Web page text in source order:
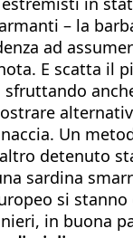
– la
ad
E scatta il
Un
detenuto
sardina
si
in buona